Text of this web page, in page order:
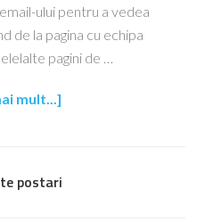
ului pentru a vedea
de la pagina cu echipa
pagini de …
mult...]
postari